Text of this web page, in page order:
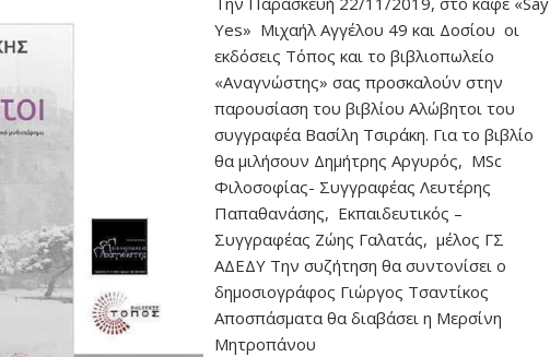
Yes» Μιχαήλ Αγγέλου 49 και Δοσίου οι
εκδόσεις Τόπος και το βιβλιοπωλείο
«Αναγνώστης» σας προσκαλούν στην
παρουσίαση του βιβλίου Αλώβητοι του
συγγραφέα Βασίλη Τσιράκη. Για το βιβλίο
θα μιλήσουν Δημήτρης Αργυρός, MSc
Φιλοσοφίας- Συγγραφέας Λευτέρης
Παπαθανάσης, Εκπαιδευτικός –
Συγγραφέας Ζώης Γαλατάς, μέλος ΓΣ
ΑΔΕΔΥ Την συζήτηση θα συντονίσει ο
δημοσιογράφος Γιώργος Τσαντίκος
Αποσπάσματα θα διαβάσει η Μερσίνη
Μητροπάνου